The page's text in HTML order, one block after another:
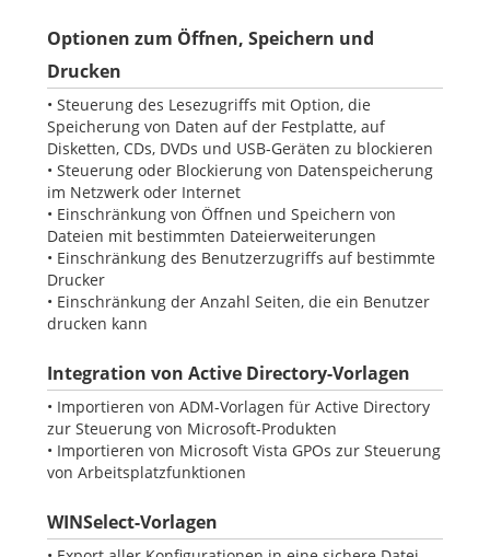
Optionen zum Öffnen, Speichern und
Drucken
• Steuerung des Lesezugriffs mit Option, die
Speicherung von Daten auf der Festplatte, auf
Disketten, CDs, DVDs und USB-Geräten zu blockieren
• Steuerung oder Blockierung von Datenspeicherung
im Netzwerk oder Internet
• Einschränkung von Öffnen und Speichern von
Dateien mit bestimmten Dateierweiterungen
• Einschränkung des Benutzerzugriffs auf bestimmte
Drucker
• Einschränkung der Anzahl Seiten, die ein Benutzer
drucken kann
Integration von Active Directory-Vorlagen
• Importieren von ADM-Vorlagen für Active Directory
zur Steuerung von Microsoft-Produkten
• Importieren von Microsoft Vista GPOs zur Steuerung
von Arbeitsplatzfunktionen
WINSelect-Vorlagen